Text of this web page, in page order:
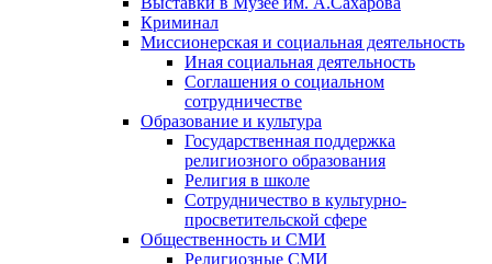
Криминал
Миссионерская и социальная деятельность
Иная социальная деятельность
Соглашения о социальном
сотрудничестве
Образование и культура
Государственная поддержка
религиозного образования
Религия в школе
Сотрудничество в культурно-
просветительской сфере
Общественность и СМИ
Религиозные СМИ